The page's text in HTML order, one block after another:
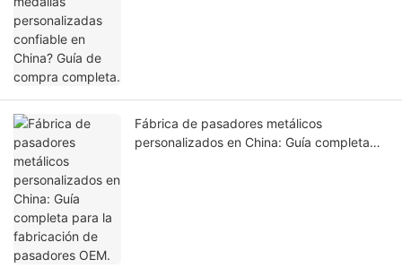
Fábrica de pasadores metálicos
personalizados en China: Guía completa